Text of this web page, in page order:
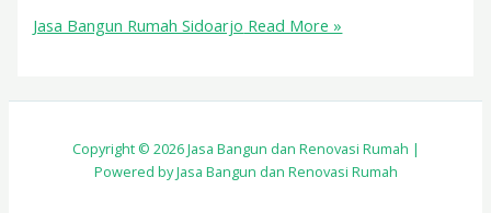
Jasa Bangun Rumah Sidoarjo Read More »
Copyright © 2026 Jasa Bangun dan Renovasi Rumah |
Powered by Jasa Bangun dan Renovasi Rumah